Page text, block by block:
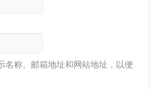
名称、邮箱地址和网站地址，以便